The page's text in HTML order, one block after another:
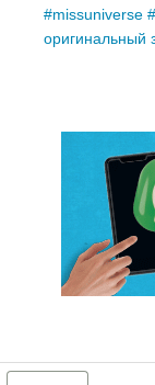
#missuniverse
оригинальный